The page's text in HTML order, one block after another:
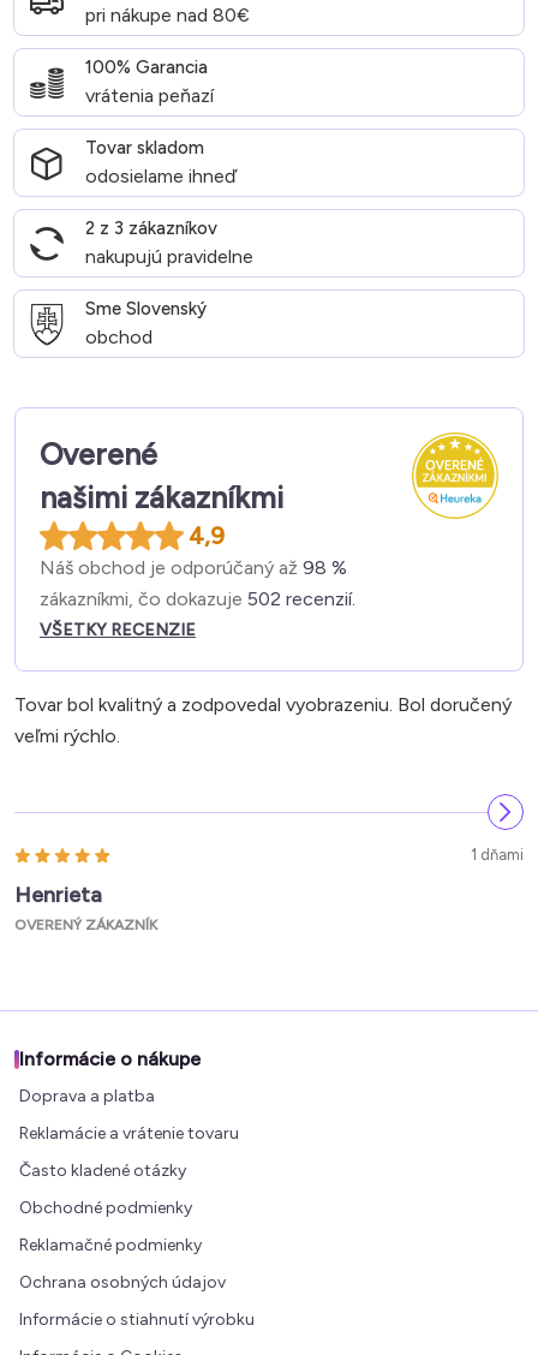
pri nákupe nad 80€
100% Garancia
vrátenia peňazí
Tovar skladom
odosielame ihneď
2 z 3 zákazníkov
nakupujú pravidelne
Sme Slovenský
obchod
Overené
našimi zákazníkmi
4,9
Náš obchod je odporúčaný až 98 %
zákazníkmi, čo dokazuje 502 recenzií.
VŠETKY RECENZIE
Tovar bol kvalitný a zodpovedal vyobrazeniu. Bol doručený
veľmi rýchlo.
1 dňami
Henrieta
OVERENÝ ZÁKAZNÍK
Informácie o nákupe
Doprava a platba
Reklamácie a vrátenie tovaru
Často kladené otázky
Obchodné podmienky
Reklamačné podmienky
Ochrana osobných údajov
Informácie o stiahnutí výrobku